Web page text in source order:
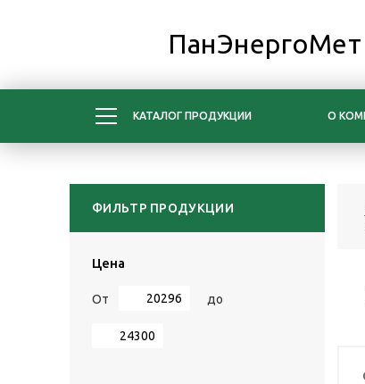
ПанЭнергоМет
КАТАЛОГ ПРОДУКЦИИ О
ФИЛЬТР ПРОДУКЦИИ
Цена
От до